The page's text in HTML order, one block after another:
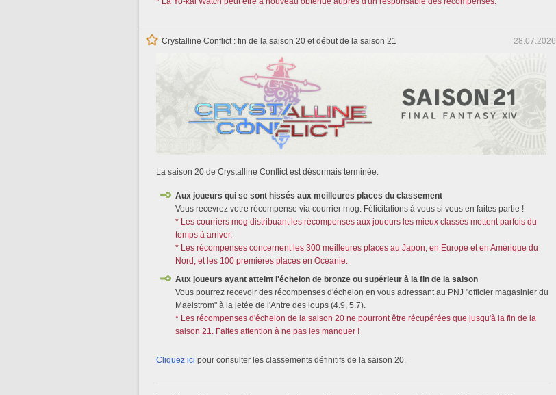
Crystalline Conflict : fin de la saison 20 et début de la saison 21 28.07.2026
La saison 20 de Crystalline Conflict est désormais terminée.
Aux joueurs qui se sont hissés aux meilleures places du classement
Vous recevrez votre récompense via courrier mog. Félicitations à vous si vous en faites partie !
* Les courriers mog distribuant les récompenses aux joueurs les mieux classés mettent parfois du
temps à arriver.
* Les récompenses concernent les 300 meilleures places au Japon, en Europe et en Amérique du
Nord, et les 100 premières places en Océanie.
Aux joueurs ayant atteint l'échelon de bronze ou supérieur à la fin de la saison
Vous pourrez recevoir des récompenses d'échelon en vous adressant au PNJ "officier magasinier du
Maelstrom" à la jetée de l'Antre des loups (4.9, 5.7).
* Les récompenses d'échelon de la saison 20 ne pourront être récupérées que jusqu'à la fin de la
saison 21. Faites attention à ne pas les manquer !
Cliquez ici pour consulter les classements définitifs de la saison 20.